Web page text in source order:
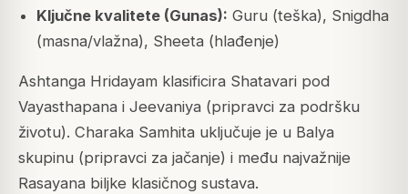
Ključne kvalitete (Gunas): Guru (teška), Snigdha
(masna/vlažna), Sheeta (hlađenje)
Ashtanga Hridayam klasificira Shatavari pod
Vayasthapana i Jeevaniya (pripravci za podršku
životu). Charaka Samhita uključuje je u Balya
skupinu (pripravci za jačanje) i među najvažnije
Rasayana biljke klasičnog sustava.